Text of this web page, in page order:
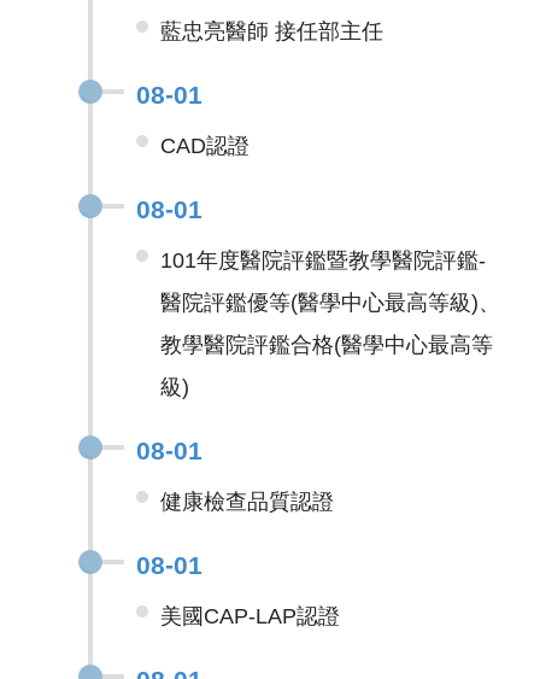
藍忠亮醫師 接任部主任
08-01
CAD認證
08-01
101年度醫院評鑑暨教學醫院評鑑-
醫院評鑑優等(醫學中心最高等級)、
教學醫院評鑑合格(醫學中心最高等
級)
08-01
健康檢查品質認證
08-01
美國CAP-LAP認證